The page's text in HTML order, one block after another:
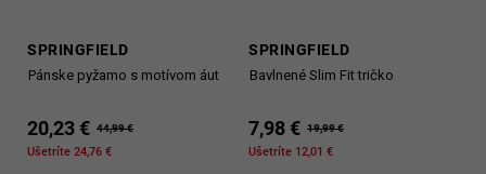
SPRINGFIELD
Pánske pyžamo s motívom áut
20,23 € 44,99 €
Ušetríte 24,76 €
SPRINGFIELD
Bavlnené Slim Fit tričko
7,98 € 19,99 €
Ušetríte 12,01 €